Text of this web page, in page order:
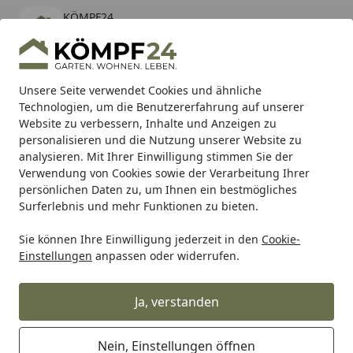
Unsere Seite verwendet Cookies und ähnliche
Technologien, um die Benutzererfahrung auf unserer
Website zu verbessern, Inhalte und Anzeigen zu
personalisieren und die Nutzung unserer Website zu
analysieren. Mit Ihrer Einwilligung stimmen Sie der
Verwendung von Cookies sowie der Verarbeitung Ihrer
persönlichen Daten zu, um Ihnen ein bestmögliches
Surferlebnis und mehr Funktionen zu bieten.
Sie können Ihre Einwilligung jederzeit in den Cookie-
Einstellungen anpassen oder widerrufen.
Ja, verstanden
Nein, Einstellungen öffnen
KÖMPF24
kostenlos - Im App Store
Hotline
Alle Produkte
Mein Konto
Suchen
Karibu Pools inkl. gratis Sandfilteranlage & Pool-
Starterset (Gesamtwert bis 468,99€)
Startseite
Zaun Maschendrahtzaun Alberts Fix Clip Pro
Alberts® Zaunsystem Fix-Clip Pro